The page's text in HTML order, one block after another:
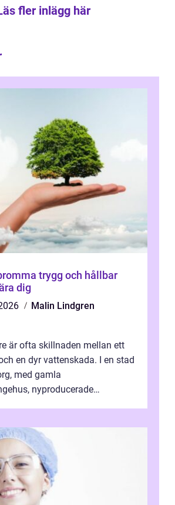
fler inlägg här
och hållbar
dig
Malin Lindgren
är ofta skillnaden mellan ett
en dyr vattenskada. I en stad
med gamla
nyproducerade